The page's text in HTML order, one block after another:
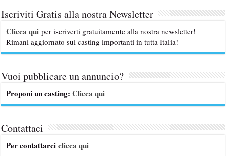
Iscriviti Gratis alla nostra Newsletter
Clicca qui per iscriverti gratuitamente alla nostra newsletter!
Rimani aggiornato sui casting importanti in tutta Italia!
Vuoi pubblicare un annuncio?
Proponi un casting:Clicca qui
Contattaci
Per contattarciclicca qui